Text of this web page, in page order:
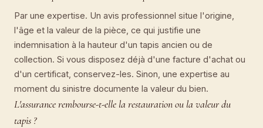
Par une expertise. Un avis professionnel situe l'origine,
l'âge et la valeur de la pièce, ce qui justifie une
indemnisation à la hauteur d'un tapis ancien ou de
collection. Si vous disposez déjà d'une facture d'achat ou
d'un certificat, conservez-les. Sinon, une expertise au
moment du sinistre documente la valeur du bien.
L'assurance rembourse-t-elle la restauration ou la valeur du
tapis ?